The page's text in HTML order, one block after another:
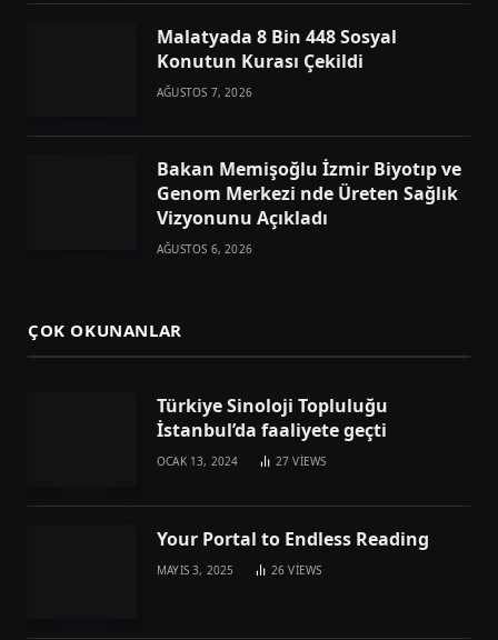
Malatyada 8 Bin 448 Sosyal
Konutun Kurası Çekildi
AĞUSTOS 7, 2026
Bakan Memişoğlu İzmir Biyotıp ve
Genom Merkezi nde Üreten Sağlık
Vizyonunu Açıkladı
AĞUSTOS 6, 2026
ÇOK OKUNANLAR
Türkiye Sinoloji Topluluğu
İstanbul’da faaliyete geçti
OCAK 13, 2024 27VIEWS
Your Portal to Endless Reading
MAYIS 3, 2025 26VIEWS